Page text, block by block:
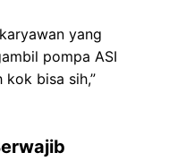
yang
pompa ASI
bisa sih,”